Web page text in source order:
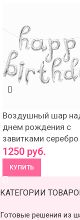
Воздушный шар
днем рождения с
завитками серебро
1250 руб.
КУПИТЬ
КАТЕГОРИИ
Готовые решения из